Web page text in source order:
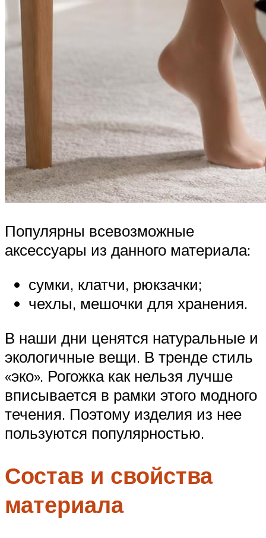
Популярны всевозможные
аксессуары из данного материала:
сумки, клатчи, рюкзачки;
чехлы, мешочки для хранения.
В наши дни ценятся натуральные и
экологичные вещи. В тренде стиль
«эко». Рогожка как нельзя лучше
вписывается в рамки этого модного
течения. Поэтому изделия из нее
пользуются популярностью.
Состав и свойства
материала